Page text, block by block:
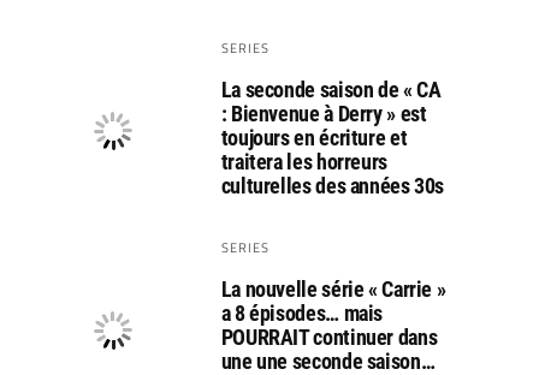
SERIES
La seconde saison de « CA
: Bienvenue à Derry » est
toujours en écriture et
traitera les horreurs
culturelles des années 30s
SERIES
La nouvelle série « Carrie »
a 8 épisodes… mais
POURRAIT continuer dans
une une seconde saison…